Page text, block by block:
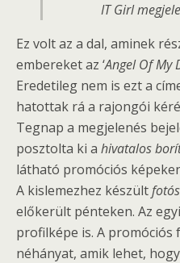
IT Girl
Ez volt az a dal, aminek
embereket az ‘Angel Of My
Eredetileg nem is ezt a
hatottak rá a rajongói
Tegnap a megjelenés
posztolta ki a hivatalos
látható promóciós
A kislemezhez készült
előkerült pénteken. Az
profilképe is. A
néhányat, amik lehet,